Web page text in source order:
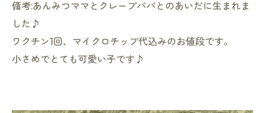
備考:あんみつママとクレープパパとのあいだに生まれま
した♪
ワクチン1回、マイクロチップ代込みのお値段です。
小さめでとても可愛い子です♪